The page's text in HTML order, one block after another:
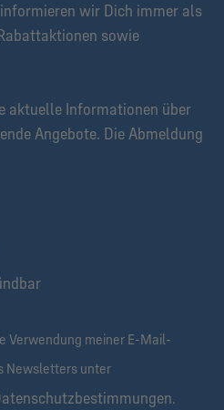
wir Dich immer als
sowie
aktuelle Informationen über
Angebote. Die Abmeldung
Verwendung meiner E-Mail-
Newsletters unter
.